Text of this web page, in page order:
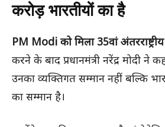
करोड़ भारतीयों का है
PM Modi को मिला 35वां
करने के बाद प्रधानमंत्री नरेंद्र मोदी ने
उनका व्यक्तिगत सम्मान नहीं बल्कि
का सम्मान है।